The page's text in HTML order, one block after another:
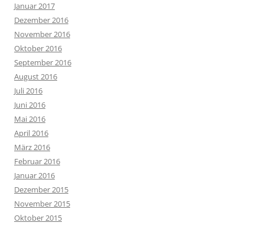
Januar 2017
Dezember 2016
November 2016
Oktober 2016
September 2016
August 2016
Juli 2016
Juni 2016
Mai 2016
April 2016
März 2016
Februar 2016
Januar 2016
Dezember 2015
November 2015
Oktober 2015